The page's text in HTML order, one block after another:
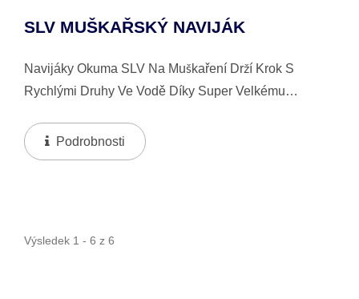
SLV MUŠKAŘSKÝ NAVIJÁK
Navijáky Okuma SLV Na Muškaření Drží Krok S
Rychlými Druhy Ve Vodě Díky Super Velkému
Navijáky Mají Rám Z Odlévaného Hliníku, Precizně
Opracovanou...
Podrobnosti
Výsledek 1 - 6 z 6